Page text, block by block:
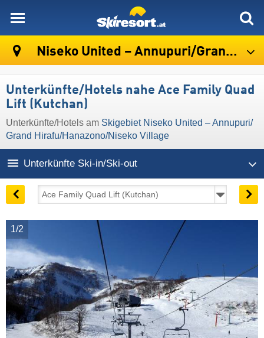
Niseko United – Annupuri/​Grand Hirafu/​Hanazono/​Niseko Village
Unterkünfte/Hotels nahe Ace Family Quad
Lift (Kutchan)
Unterkünfte/Hotels am Skigebiet Niseko United – Annupuri/​
Grand Hirafu/​Hanazono/​Niseko Village
Unterkünfte Ski-in/Ski-out
1/2